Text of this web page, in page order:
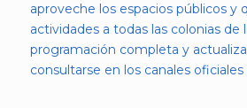
aproveche los espacios públicos y
actividades a todas las colonias de
programación completa y
consultarse en los canales oficiales